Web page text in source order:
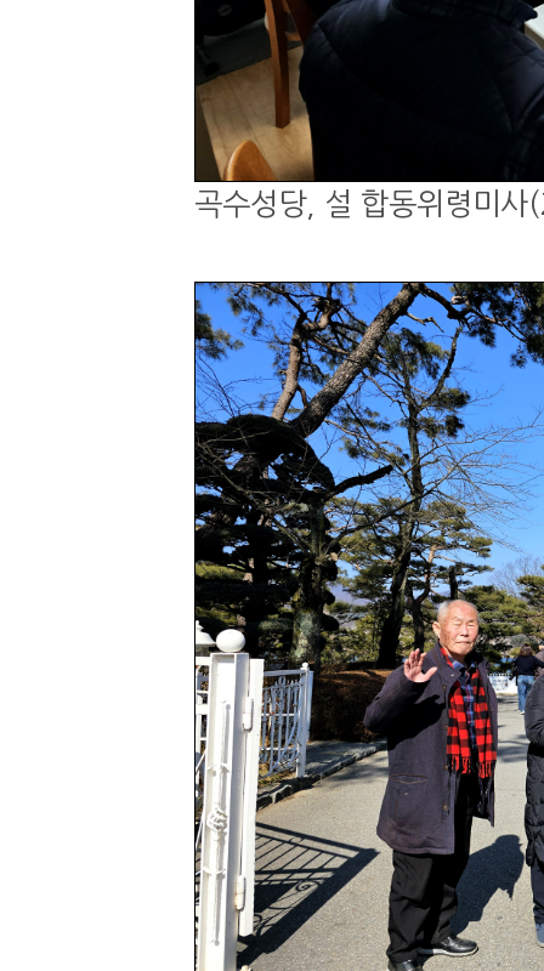
곡수성당, 설 합동위령미